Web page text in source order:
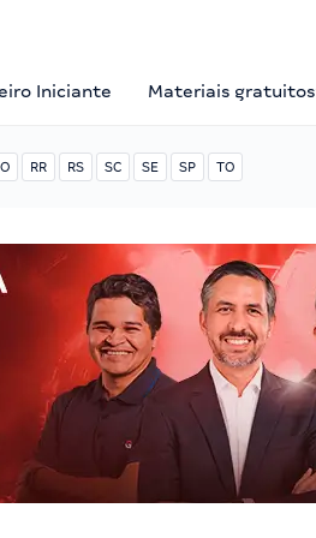
Iniciante Materiais gratuitos
RR RS SC SE SP TO